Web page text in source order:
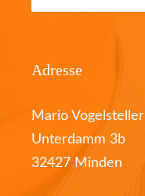
Adresse
Mario Vogelsteller
Unterdamm 3b
32427 Minden